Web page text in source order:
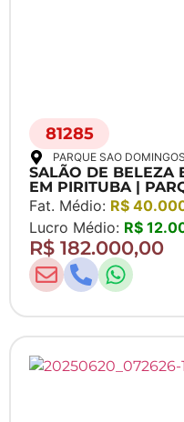
81285
PARQUE SAO DOMINGOS
SALÃO DE BELEZA
EM PIRITUBA |
Fat. Médio: R$
Lucro Médio: R$
R$ 182.000,00